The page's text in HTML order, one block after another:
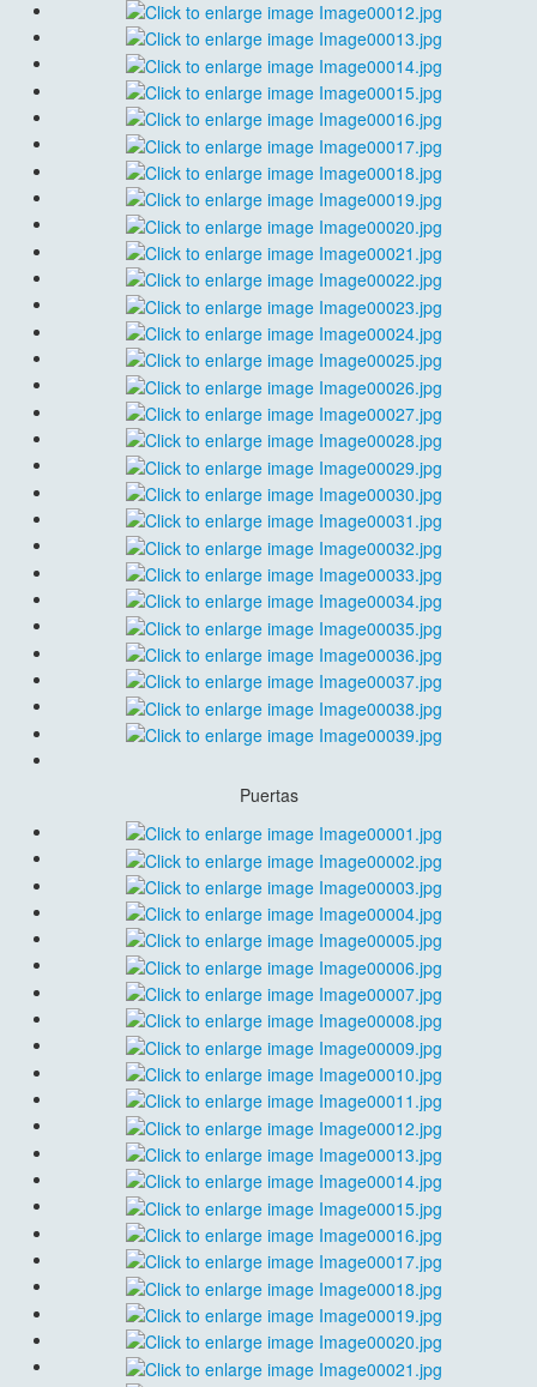
Puertas